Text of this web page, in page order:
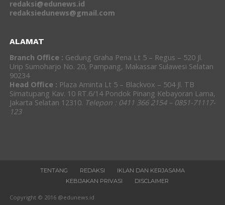
redaksi@edunews.id
redaksiedunews@gmail.com
ALAMAT
Branch Office : Gedung Graha Pena Lt 5 – Regus – 520 Jl.
Urip Sumoharjo No. 20, Pampang, Makassar Sulawesi Selatan
90234
Head Office : Plaza Aminta Lt 5 – Blackvox – 504 Jl. TB
Simatupang Kav. 10 RT.6/14 Pondok Pinang Kebayoran Lama,
Jakarta Selatan 12310. Telepon : 0411 366 2154 – 0851-71117-
123
TENTANG REDAKSI
IKLAN DAN KERJASAMA
KEBIJAKAN PRIVASI
DISCLAIMER
Copyright © 2016 @edunews.id